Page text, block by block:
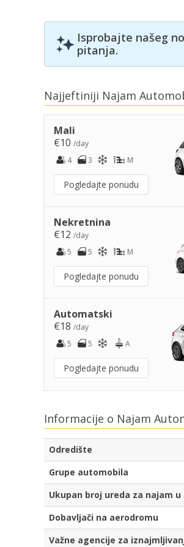
Isprobajte našeg
pitanja.
Najjeftiniji Najam
Mali
€10 /day
4
3 M
Pogledajte ponudu
Nekretnina
€12 /day
5
5 M
Pogledajte ponudu
Automatski
€18 /day
5
5 A
Pogledajte ponudu
Informacije o Najam
Odredište
Grupe automobila
Ukupan broj ureda za najam u
Dobavljači na aerodromu
Važne agencije za